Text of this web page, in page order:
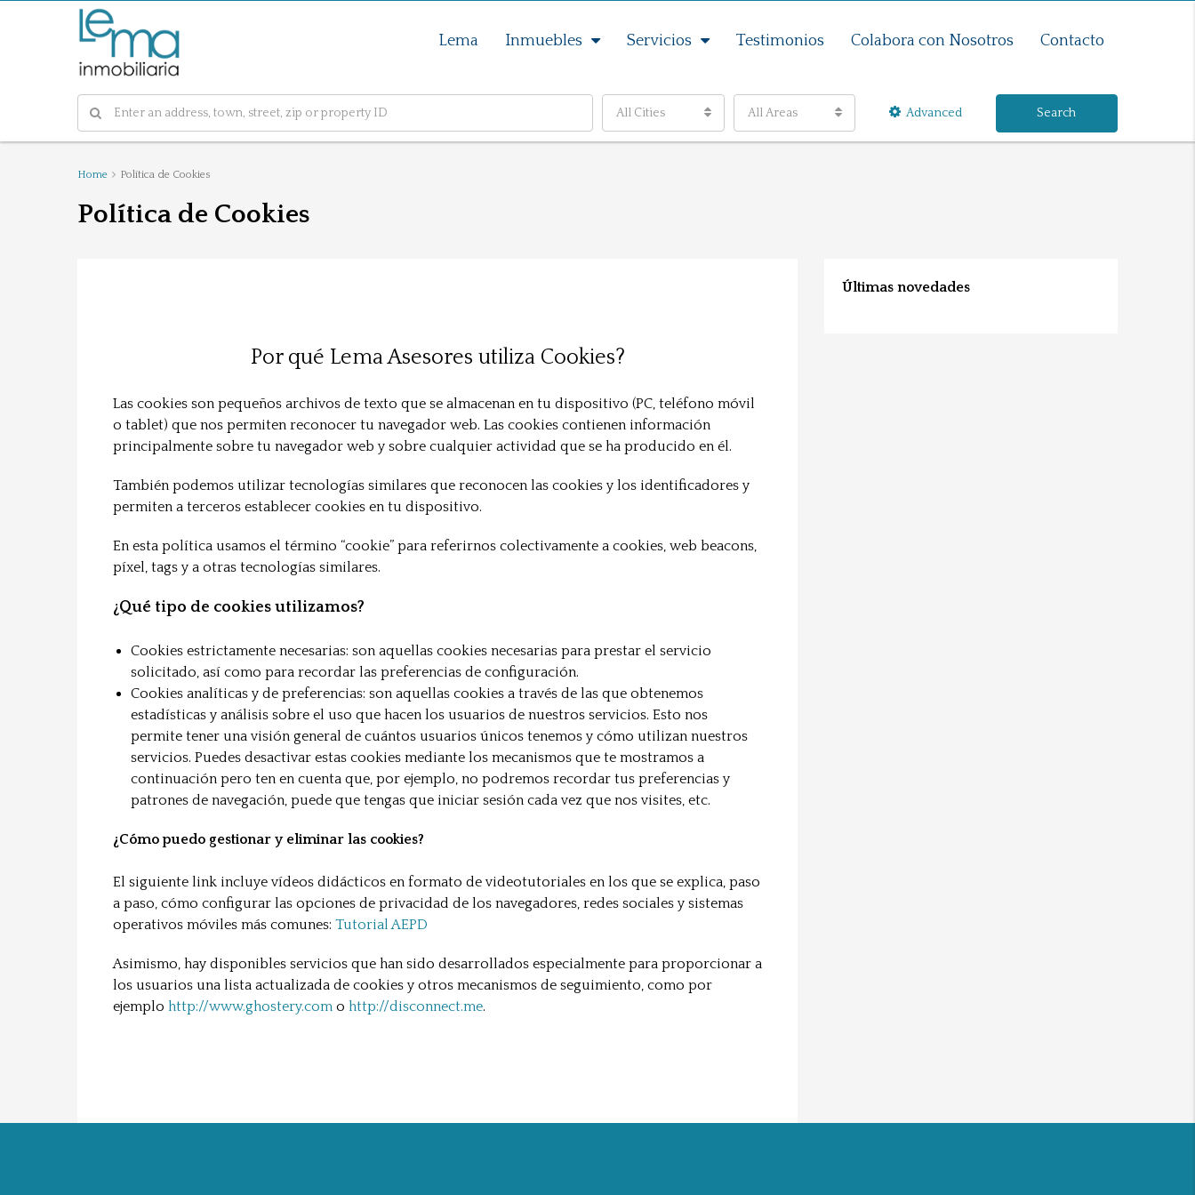
Lema Inmuebles Servicios Testimonios Colabora con Nosotros Contacto
All Cities All Areas Advanced Search
Home Política de Cookies
Política de Cookies
Por qué Lema Asesores utiliza Cookies?
Las cookies son pequeños archivos de texto que se almacenan en tu dispositivo (PC, teléfono móvil
o tablet) que nos permiten reconocer tu navegador web. Las cookies contienen información
principalmente sobre tu navegador web y sobre cualquier actividad que se ha producido en él.
También podemos utilizar tecnologías similares que reconocen las cookies y los identificadores y
permiten a terceros establecer cookies en tu dispositivo.
En esta política usamos el término “cookie” para referirnos colectivamente a cookies, web beacons,
píxel, tags y a otras tecnologías similares.
¿Qué tipo de cookies utilizamos?
Cookies estrictamente necesarias: son aquellas cookies necesarias para prestar el servicio
solicitado, así como para recordar las preferencias de configuración.
Cookies analíticas y de preferencias: son aquellas cookies a través de las que obtenemos
estadísticas y análisis sobre el uso que hacen los usuarios de nuestros servicios. Esto nos
permite tener una visión general de cuántos usuarios únicos tenemos y cómo utilizan nuestros
servicios. Puedes desactivar estas cookies mediante los mecanismos que te mostramos a
continuación pero ten en cuenta que, por ejemplo, no podremos recordar tus preferencias y
patrones de navegación, puede que tengas que iniciar sesión cada vez que nos visites, etc.
¿Cómo puedo gestionar y eliminar las cookies?
El siguiente link incluye vídeos didácticos en formato de videotutoriales en los que se explica, paso
a paso, cómo configurar las opciones de privacidad de los navegadores, redes sociales y sistemas
operativos móviles más comunes: Tutorial AEPD
Asimismo, hay disponibles servicios que han sido desarrollados especialmente para proporcionar a
los usuarios una lista actualizada de cookies y otros mecanismos de seguimiento, como por
ejemplo http://www.ghostery.com o http://disconnect.me.
Últimas novedades